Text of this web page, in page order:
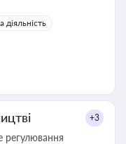
діяльність
+3
регулювання